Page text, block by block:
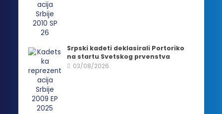
Srpski kadeti deklasirali Portoriko
na startu Svetskog prvenstva
03/08/2026